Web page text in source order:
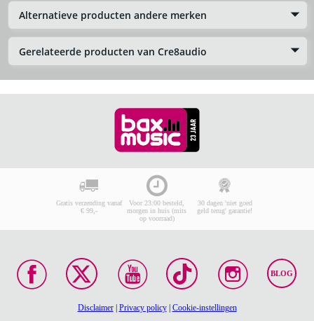
Alternatieve producten andere merken
Gerelateerde producten van Cre8audio
Gratis verzending vanaf
€ 99,-
Voor 23:00 besteld,
morgen in huis (mits
op voorraad)
30 dagen 'niet goed
geld terug' garantie!
BLOG
Disclaimer| Privacy policy| Cookie-instellingen